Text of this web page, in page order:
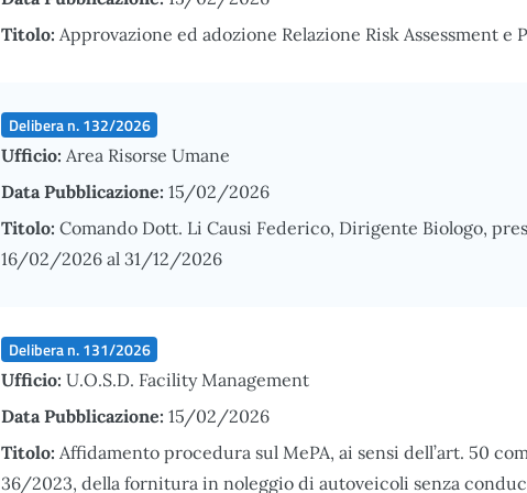
Titolo: Approvazione ed adozione Relazione Risk Assessment e
Delibera n. 132/2026
Ufficio: Area Risorse Umane
Data Pubblicazione: 15/02/2026
Titolo: Comando Dott. Li Causi Federico, Dirigente Biologo,
16/02/2026 al 31/12/2026
Delibera n. 131/2026
Ufficio: U.O.S.D. Facility Management
Data Pubblicazione: 15/02/2026
Titolo: Affidamento procedura sul MePA, ai sensi dell’art. 50
36/2023, della fornitura in noleggio di autoveicoli senza